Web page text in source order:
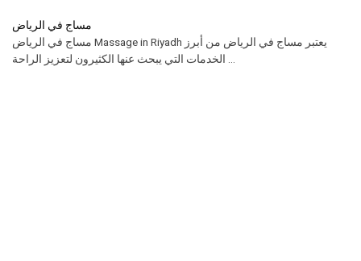
مساج في الرياض
مساج في الرياض Massage in Riyadh يعتبر مساج في الرياض من أبرز